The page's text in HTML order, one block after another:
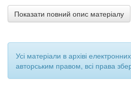
Показати повний опис матеріалу
Усі матеріали в архіві
авторським правом, всі права